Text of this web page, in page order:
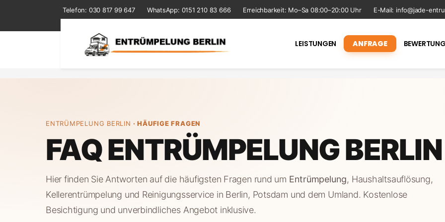
Telefon: 030 817 99 647 WhatsApp: 0151 210 83 666 Erreichbarkeit: Mo–Sa 08:00–20:00 Uhr E-Mail: info@jade-
LEISTUNGEN ANFRAGE
ENTRÜMPELUNG BERLIN · HÄUFIGE FRAGEN
FAQ ENTRÜMPELUNG BERLIN
Hier finden Sie Antworten auf die häufigsten Fragen rund um Entrümpelung, Haushaltsauflösung,
Kellerentrümpelung und Reinigungsservice in Berlin, Potsdam und dem Umland. Kostenlose
Besichtigung und unverbindliches Angebot inklusive.